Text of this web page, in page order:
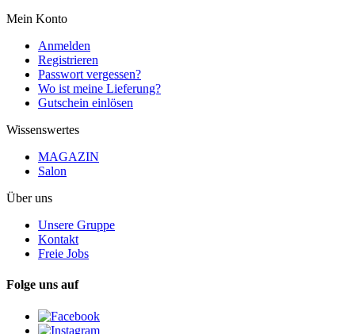
Mein Konto
Anmelden
Registrieren
Passwort vergessen?
Wo ist meine Lieferung?
Gutschein einlösen
Wissenswertes
MAGAZIN
Salon
Über uns
Unsere Gruppe
Kontakt
Freie Jobs
Folge uns auf